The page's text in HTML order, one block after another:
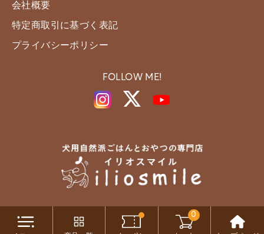
会社概要
特定商取引に基づく表記
プライバシーポリシー
FOLLOW ME!
0